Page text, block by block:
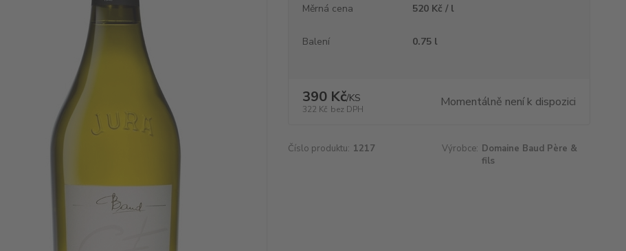
Měrná cena
520 Kč / l
Balení 0.75 l
390 Kč/KS
322 Kč bez DPH Momentálně není k dispozici
Číslo produktu: 1217 Výrobce: Domaine Baud Père &
fils